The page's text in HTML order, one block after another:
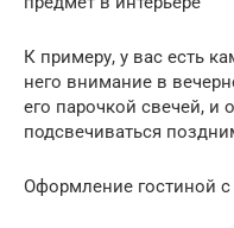
К примеру, у вас есть
него внимание в
его парочкой свечей, и
подсвечиваться
Оформление гостиной